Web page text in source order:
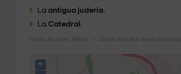
La antigua judería.
La Catedral .
Casas Rurales Toledo Casas Rurales Toledo (Capital)
+